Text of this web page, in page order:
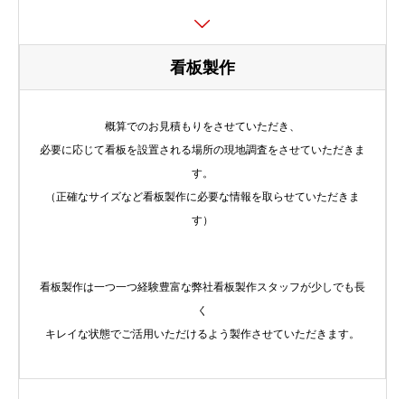
看板製作
概算でのお見積もりをさせていただき、
必要に応じて看板を設置される場所の現地調査をさせていただきま
す。
（正確なサイズなど看板製作に必要な情報を取らせていただきま
す）
看板製作は一つ一つ経験豊富な弊社看板製作スタッフが少しでも長
く
キレイな状態でご活用いただけるよう製作させていただきます。